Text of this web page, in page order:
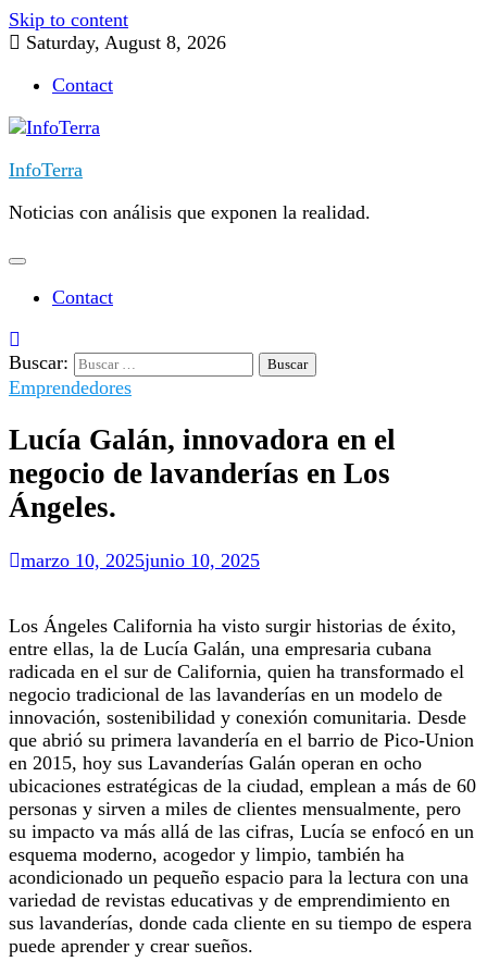
Skip to content
Saturday, August 8, 2026
Contact
InfoTerra
Noticias con análisis que exponen la realidad.
Contact
Buscar:
Emprendedores
Lucía Galán, innovadora en el
negocio de lavanderías en Los
Ángeles.
marzo 10, 2025junio 10, 2025
Los Ángeles California ha visto surgir historias de éxito,
entre ellas, la de Lucía Galán, una empresaria cubana
radicada en el sur de California, quien ha transformado el
negocio tradicional de las lavanderías en un modelo de
innovación, sostenibilidad y conexión comunitaria. Desde
que abrió su primera lavandería en el barrio de Pico-Union
en 2015, hoy sus Lavanderías Galán operan en ocho
ubicaciones estratégicas de la ciudad, emplean a más de 60
personas y sirven a miles de clientes mensualmente, pero
su impacto va más allá de las cifras, Lucía se enfocó en un
esquema moderno, acogedor y limpio, también ha
acondicionado un pequeño espacio para la lectura con una
variedad de revistas educativas y de emprendimiento en
sus lavanderías, donde cada cliente en su tiempo de espera
puede aprender y crear sueños.